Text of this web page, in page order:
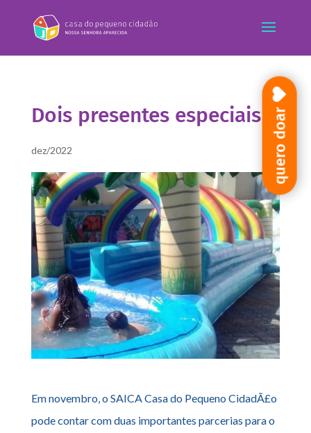
Dois presentes especiais
dez/2022
Em novembro, o SAICA Casa do Pequeno CidadÃ£o
pode contar com duas importantes parcerias para o
quero doar